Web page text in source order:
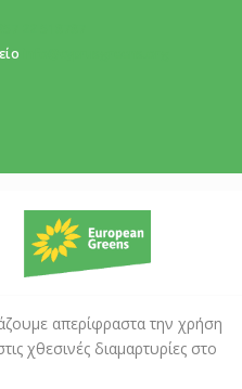
απερίφραστα την χρήση
χθεσινές διαμαρτυρίες στο